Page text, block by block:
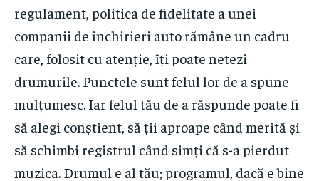
regulament, politica de fidelitate a unei
companii de închirieri auto rămâne un cadru
care, folosit cu atenție, îți poate netezi
drumurile. Punctele sunt felul lor de a spune
mulțumesc. Iar felul tău de a răspunde poate fi
să alegi conștient, să ții aproape când merită și
să schimbi registrul când simți că s-a pierdut
muzica. Drumul e al tău; programul, dacă e bine